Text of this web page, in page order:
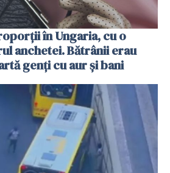
în Ungaria, cu o
anchetei. Bătrânii erau
genți cu aur și bani